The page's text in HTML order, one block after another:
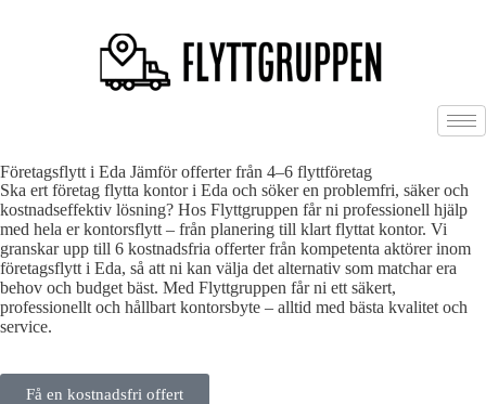
Företagsflytt i Eda Jämför offerter från 4–6 flyttföretag
Ska ert företag flytta kontor i Eda och söker en problemfri, säker och
kostnadseffektiv lösning? Hos Flyttgruppen får ni professionell hjälp
med hela er kontorsflytt – från planering till klart flyttat kontor. Vi
granskar upp till 6 kostnadsfria offerter från kompetenta aktörer inom
företagsflytt i Eda, så att ni kan välja det alternativ som matchar era
behov och budget bäst. Med Flyttgruppen får ni ett säkert,
professionellt och hållbart kontorsbyte – alltid med bästa kvalitet och
service.
Få en kostnadsfri offert